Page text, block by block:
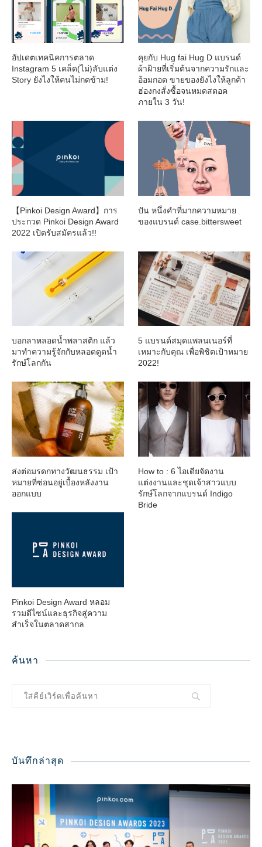
อัปเดตเทคนิคการตลาด
Instagram 5 เคล็ด(ไม่)ลับแต่ง
Story ยังไงให้คนไม่กดข้าม!
คุยกับ Hug fai Hug D แบรนด์
ผ้าฝ้ายที่เริ่มต้นจากความรักและ
อ้อมกอด ขายของยังไงให้ลูกค้า
ฮ่องกงสั่งซื้อจนหมดสตอค
ภายใน 3 วัน!
【Pinkoi Design Award】การ
ประกวด Pinkoi Design Award
2022 เปิดรับสมัครแล้ว!!
ปัน หนึ่งคำที่มากความหมาย
ของแบรนด์ case.bittersweet
บอกลาหลอดน้ำพลาสติก แล้ว
มาทำความรู้จักกับหลอดดูดน้ำ
รักษ์โลกกัน
5 แบรนด์สมุดแพลนเนอร์ที่
เหมาะกับคุณ เพื่อพิชิตเป้าหมาย
2022!
ส่งต่อมรดกทางวัฒนธรรม เป้า
หมายที่ซ่อนอยู่เบื้องหลังงาน
ออกแบบ
How to : 6 ไอเดียจัดงาน
แต่งงานและชุดเจ้าสาวแบบ
รักษ์โลกจากแบรนด์ Indigo
Bride
Pinkoi Design Award หลอม
รวมดีไซน์และธุรกิจสู่ความ
สำเร็จในตลาดสากล
ค้นหา
บันทึกล่าสุด